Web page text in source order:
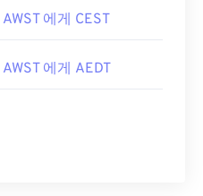
AWST 에게 CEST
AWST 에게 AEDT